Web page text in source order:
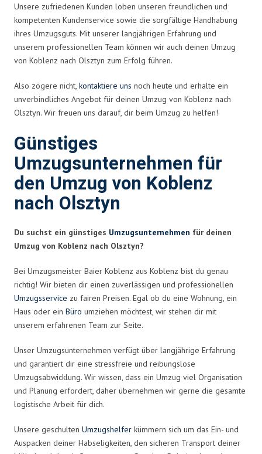
Unsere zufriedenen Kunden loben unseren freundlichen und
kompetenten Kundenservice sowie die sorgfältige Handhabung
ihres Umzugsguts. Mit unserer langjährigen Erfahrung und
unserem professionellen Team können wir auch deinen Umzug
von Koblenz nach Olsztyn zum Erfolg führen.
Also zögere nicht, kontaktiere uns noch heute und erhalte ein
unverbindliches Angebot für deinen Umzug von Koblenz nach
Olsztyn. Wir freuen uns darauf, dir beim Umzug zu helfen!
Günstiges
Umzugsunternehmen für
den Umzug von Koblenz
nach Olsztyn
Du suchst ein günstiges Umzugsunternehmen für deinen
Umzug von Koblenz nach Olsztyn?
Bei Umzugsmeister Baier Koblenz aus Koblenz bist du genau
richtig! Wir bieten dir einen zuverlässigen und professionellen
Umzugsservice zu fairen Preisen. Egal ob du eine Wohnung, ein
Haus oder ein Büro umziehen möchtest, wir stehen dir mit
unserem erfahrenen Team zur Seite.
Unser Umzugsunternehmen verfügt über langjährige Erfahrung
und garantiert dir eine stressfreie und reibungslose
Umzugsabwicklung. Wir wissen, dass ein Umzug viel Organisation
und Planung erfordert, daher übernehmen wir gerne die gesamte
logistische Arbeit für dich.
Unsere geschulten Umzugshelfer kümmern sich um das Ein- und
Auspacken deiner Habseligkeiten, den sicheren Transport deiner